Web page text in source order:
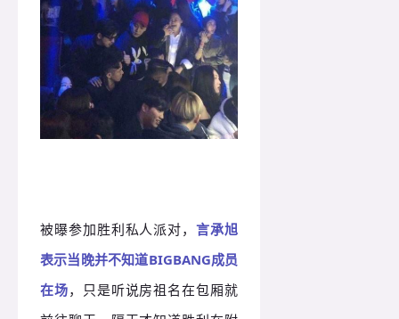
被曝参加胜利私人派对，言承旭
表示当晚并不知道BIGBANG成员
在场，只是听说房祖名在包厢就